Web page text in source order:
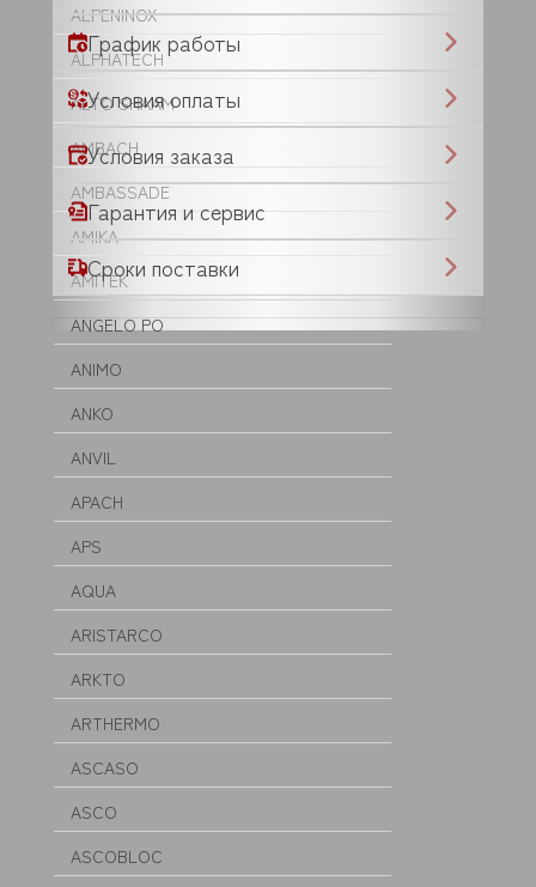
ALPENINOX
ALPHATECH
ALTO SHAAM
AMBACH
AMBASSADE
AMIKA
AMITEK
ANGELO PO
ANIMO
ANKO
ANVIL
APACH
APS
AQUA
ARISTARCO
ARKTO
ARTHERMO
ASCASO
ASCO
ASCOBLOC
График работы
Условия оплаты
Условия заказа
Гарантия и сервис
Сроки поставки